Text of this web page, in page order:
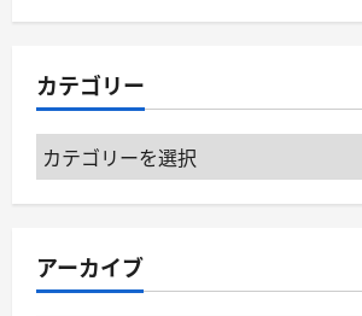
カテゴリー
カ
テ
ー
アーカイブ